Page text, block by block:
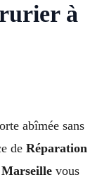
à
abîmée sans
de Réparation
Marseille vous